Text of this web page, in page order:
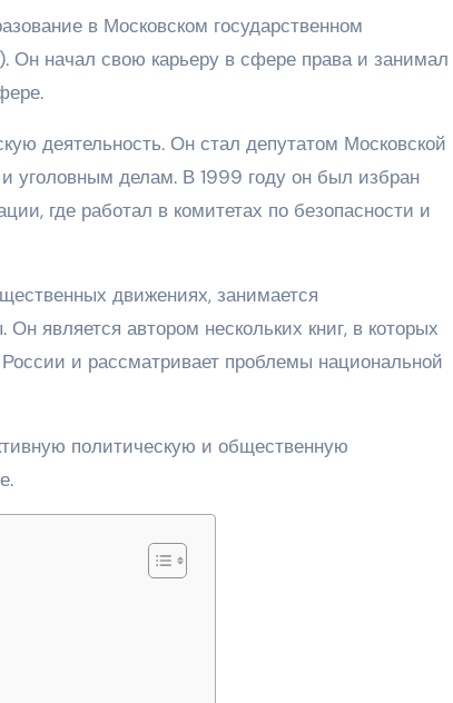
в Московском государственном
начал свою карьеру в сфере права и занимал
деятельность. Он стал депутатом Московской
уголовным делам. В 1999 году он был избран
где работал в комитетах по безопасности и
движениях, занимается
является автором нескольких книг, в которых
и рассматривает проблемы национальной
политическую и общественную